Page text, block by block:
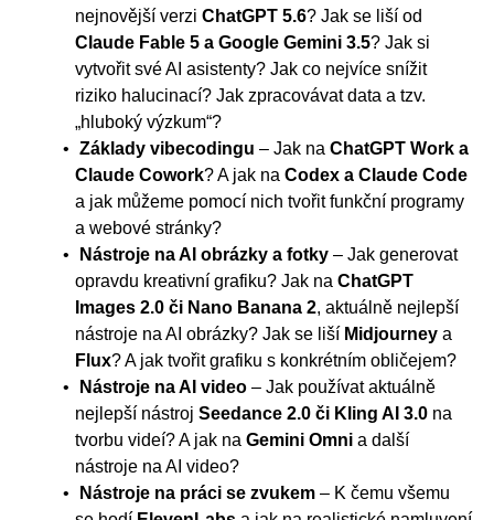
nejnovější verzi ChatGPT 5.6? Jak se liší od
Claude Fable 5 a Google Gemini 3.5? Jak si
vytvořit své AI asistenty? Jak co nejvíce snížit
riziko halucinací? Jak zpracovávat data a tzv.
„hluboký výzkum“?
Základy vibecodingu – Jak na ChatGPT Work a
Claude Cowork? A jak na Codex a Claude Code
a jak můžeme pomocí nich tvořit funkční programy
a webové stránky?
Nástroje na AI obrázky a fotky– Jak generovat
opravdu kreativní grafiku? Jak na ChatGPT
Images 2.0 či Nano Banana 2, aktuálně nejlepší
nástroje na AI obrázky? Jak se liší Midjourney a
Flux? A jak tvořit grafiku s konkrétním obličejem?
Nástroje na AI video– Jak používat aktuálně
nejlepší nástroj Seedance 2.0 či Kling AI 3.0 na
tvorbu videí? A jak na Gemini Omni a další
nástroje na AI video?
Nástroje na práci se zvukem– K čemu všemu